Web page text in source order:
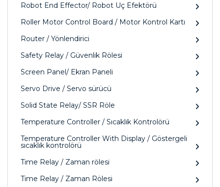
Robot End Effector/ Robot Uç Efektörü
Roller Motor Control Board / Motor Kontrol Kartı
Router / Yönlendirici
Safety Relay / Güvenlik Rölesi
Screen Panel/ Ekran Paneli
Servo Drive / Servo sürücü
Solid State Relay/ SSR Röle
Temperature Controller / Sıcaklık Kontrolörü
Temperature Controller With Display / Göstergeli
sıcaklık kontrolörü
Time Relay / Zaman rölesi
Time Relay / Zaman Rölesi